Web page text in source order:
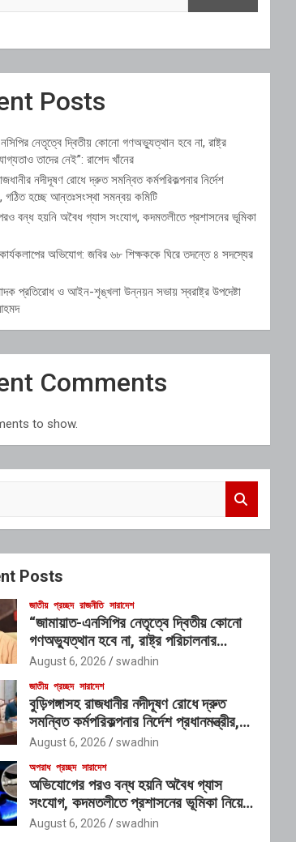
Posts
নেতৃত্বে দ্বিতীয় কোনো গণঅভ্যুত্থান হবে না, রাষ্ট্র
তাদের নেই”: রাশেদ খাঁনের
নদীদূষণ রোধে দ্রুত সমন্বিত কর্মপরিকল্পনার নির্দেশ
গঠিত হচ্ছে আন্তঃসংস্থা সমন্বয় কমিটি
বন্ধ হয়নি অবৈধ গ্যাস সংযোগ, কদমতলীতে প্রশাসনের ভূমিকা
কার্যকলাপের অভিযোগ: জবির ৬৮ শিক্ষককে ঘিরে তদন্তে ৪ সদস্যের
প্রতিরোধ ও আইন-শৃঙ্খলা উন্নয়ন সভায় স্বরাষ্ট্র উপদেষ্টা
Comments
to show.
Posts
জাতীয় প্রচ্ছদ রাজনীতি সারাদেশ
“জামায়াত-এনসিপির নেতৃত্বে দ্বিতীয় কোনো
গণঅভ্যুত্থান হবে না, রাষ্ট্র পরিচালনার
যোগ্যতাও তাদের নেই”: রাশেদ খাঁনের
August 6, 2026 swadhin
জাতীয় প্রচ্ছদ সারাদেশ
বুড়িগঙ্গাসহ রাজধানীর নদীদূষণ রোধে দ্রুত
সমন্বিত কর্মপরিকল্পনার নির্দেশ প্রধানমন্ত্রীর,
গঠিত হচ্ছে আন্তঃসংস্থা সমন্বয় কমিটি
August 6, 2026 swadhin
অপরাধ প্রচ্ছদ সারাদেশ
অভিযোগের পরও বন্ধ হয়নি অবৈধ গ্যাস
সংযোগ, কদমতলীতে প্রশাসনের ভূমিকা নিয়ে
প্রশ্ন
August 6, 2026 swadhin